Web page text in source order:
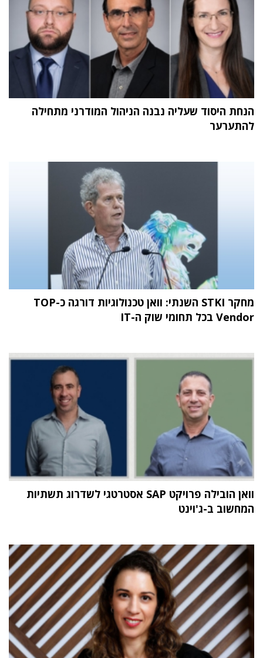
הנחת היסוד שעליה נבנה הניהול המודרני מתחילה
להתערער
מחקר STKI השנתי: וואן טכנולוגיות דורגה כ-TOP
Vendor בכל תחומי שוק ה-IT
וואן הובילה פרויקט SAP אסטרטגי לשדרוג תשתיות
המחשוב ב-ג'וינט